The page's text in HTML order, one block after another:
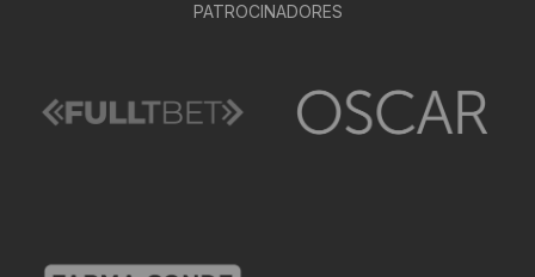
PATROCINADORES